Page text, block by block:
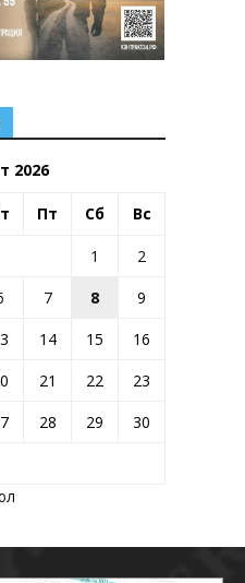
2026
Пт Сб Вс
1
2
7 8
9
14 15
16
21 22
23
28 29
30